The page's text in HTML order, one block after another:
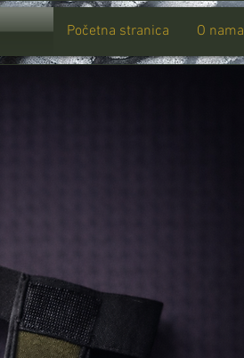
Početna stranica O nama